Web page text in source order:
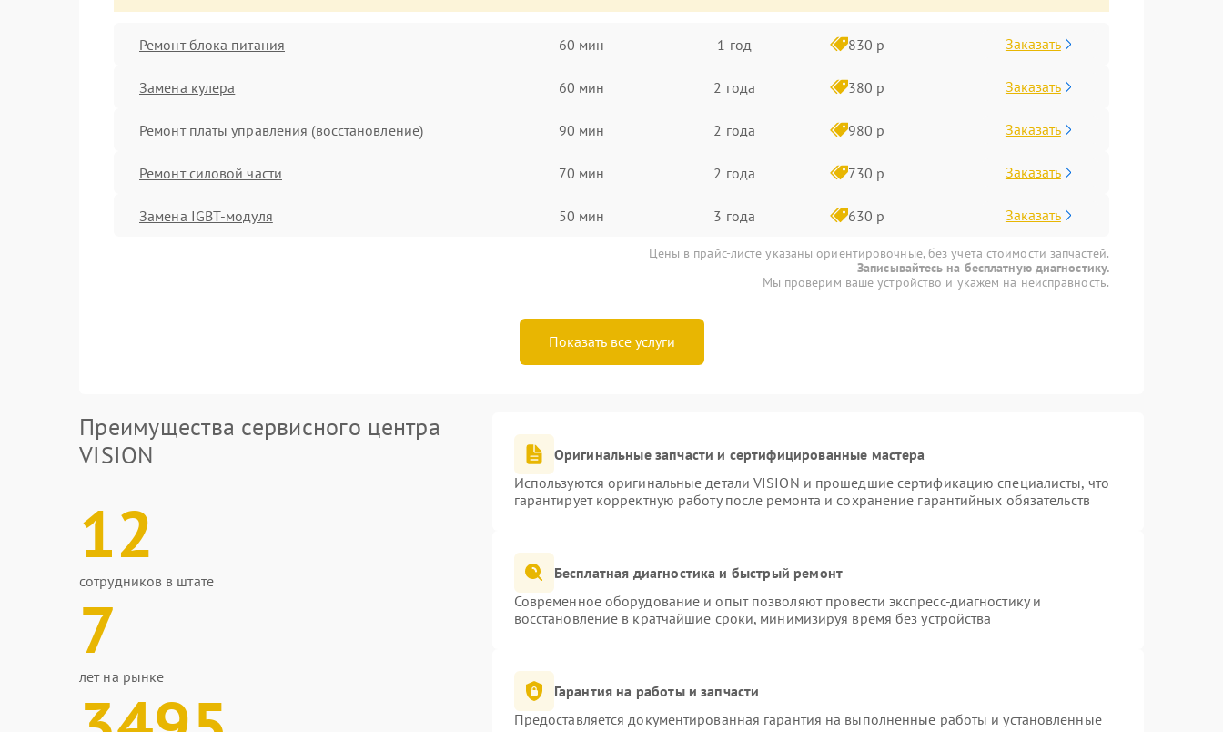
Ремонт блока питания 60 мин 1 год 830 р Заказать
Замена кулера 60 мин 2 года 380 р Заказать
Ремонт платы управления (восстановление) 90 мин 2 года 980 р Заказать
Ремонт силовой части 70 мин 2 года 730 р Заказать
Замена IGBT-модуля 50 мин 3 года 630 р Заказать
Цены в прайс-листе указаны ориентировочные, без учета стоимости запчастей.
Записывайтесь на бесплатную диагностику.
Мы проверим ваше устройство и укажем на неисправность.
Показать все услуги
Преимущества сервисного центра
VISION
12
сотрудников в штате
7
лет на рынке
Оригинальные запчасти и сертифицированные мастера
Используются оригинальные детали VISION и прошедшие сертификацию специалисты, что
гарантирует корректную работу после ремонта и сохранение гарантийных обязательств
Бесплатная диагностика и быстрый ремонт
Современное оборудование и опыт позволяют провести экспресс-диагностику и
восстановление в кратчайшие сроки, минимизируя время без устройства
Гарантия на работы и запчасти
Предоставляется документированная гарантия на выполненные работы и установленные